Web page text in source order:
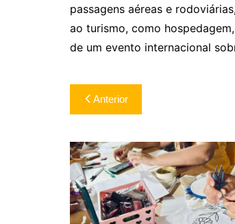
passagens aéreas e
ao turismo, como
de um evento internacional
Navegação
de
Post
Anterior